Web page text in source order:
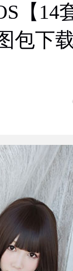
【14
包下